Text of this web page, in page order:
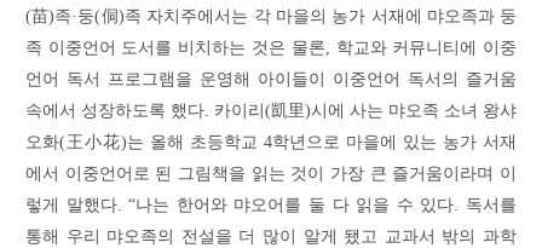
(苗)족·둥(侗)족 자치주에서는 각 마을의 농가 서재에 먀오족과 둥
족 이중언어 도서를 비치하는 것은 물론, 학교와 커뮤니티에 이중
언어 독서 프로그램을 운영해 아이들이 이중언어 독서의 즐거움
속에서 성장하도록 했다. 카이리(凱里)시에 사는 먀오족 소녀 왕샤
오화(王小花)는 올해 초등학교 4학년으로 마을에 있는 농가 서재
에서 이중언어로 된 그림책을 읽는 것이 가장 큰 즐거움이라며 이
렇게 말했다. “나는 한어와 먀오어를 둘 다 읽을 수 있다. 독서를
통해 우리 먀오족의 전설을 더 많이 알게 됐고 교과서 밖의 과학